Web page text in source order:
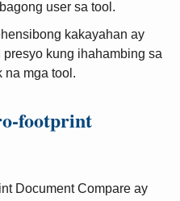
user sa tool.
kakayahan ay
presyo kung ihahambing sa
na mga tool.
footprint
Document Compare ay